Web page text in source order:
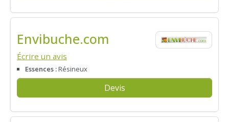
Envibuche.com
Écrire un avis
Essences :Résineux
Devis